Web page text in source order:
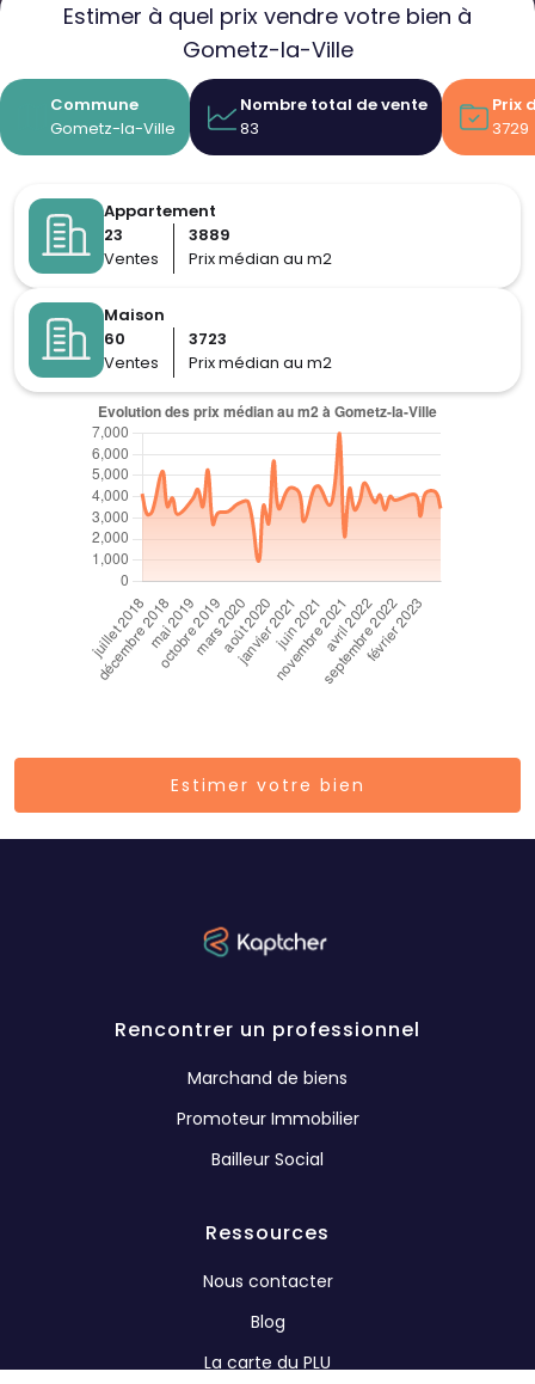
Estimer à quel prix vendre votre bien à
Gometz-la-Ville
Commune
Gometz-la-Ville
Nombre total de vente
83
Prix
3729
Appartement
23
Ventes
3889
Prix médian au m2
Maison
60
Ventes
3723
Prix médian au m2
Estimer votre bien
Rencontrer un professionnel
Marchand de biens
Promoteur Immobilier
Bailleur Social
Ressources
Nous contacter
Blog
La carte du PLU